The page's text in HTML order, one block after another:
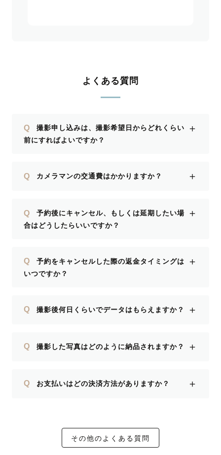
よくある質問
Q
撮影申し込みは、撮影希望日からどれくらい
前にすればよいですか？
＋
Q カメラマンの交通費はかかりますか？ ＋
Q
予約後にキャンセル、もしくは延期したい場
合はどうしたらいいですか？
＋
Q
予約をキャンセルした際の返金タイミングは
いつですか？
＋
Q 撮影後何日くらいでデータはもらえますか？ ＋
Q 撮影した写真はどのように納品されますか？ ＋
Q お支払いはどの決済方法がありますか？ ＋
その他のよくある質問